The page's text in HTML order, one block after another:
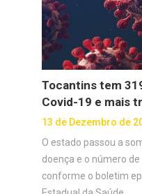
Tocantins tem
Covid-19 e mais
13 de Dezembro de
O estado passou a
doença e o número
conforme o boletim